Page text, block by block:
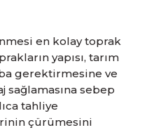
en kolay toprak
yapısı, tarım
gerektirmesine ve
sebep
tahliye
çürümesini